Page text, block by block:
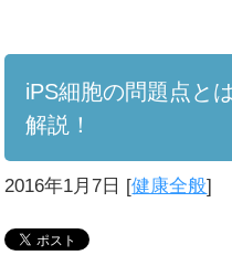
iPS細胞の問題点と
解説！
2016年1月7日 [健康全般]